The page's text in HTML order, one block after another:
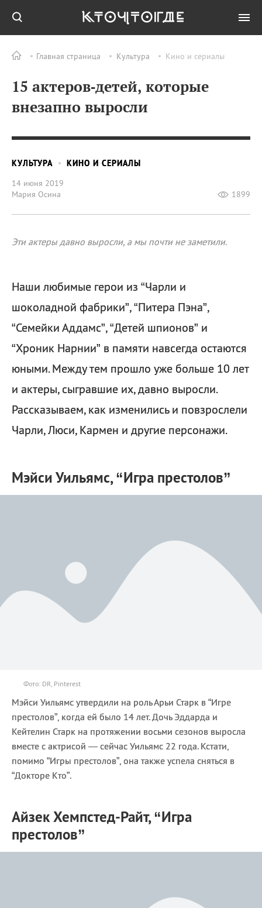
Главная страница Культура Кино и сериалы
15 актеров‑детей, которые
внезапно выросли
КУЛЬТУРА
КИНО И СЕРИАЛЫ
14 июня 2019
Мария Осина
1899
Эти актеры давно выросли, а мы почти не заметили.
Наши любимые герои из “Чарли и
шоколадной фабрики”, “Питера Пэна”,
“Семейки Аддамс”, “Детей шпионов” и
“Хроник Нарнии” в памяти навсегда остаются
юными. Между тем прошло уже больше 10 лет
и актеры, сыгравшие их, давно выросли.
Рассказываем, как изменились и повзрослели
Чарли, Люси, Кармен и другие персонажи.
Мэйси Уильямс, “Игра престолов”
Фото: DR, Pinterest
Мэйси Уильямс утвердили на роль Арьи Старк в “Игре
престолов”, когда ей было 14 лет. Дочь Эддарда и
Кейтелин Старк на протяжении восьми сезонов выросла
вместе с актрисой — сейчас Уильямс 22 года. Кстати,
помимо “Игры престолов”, она также успела сняться в
“Докторе Кто”.
Айзек Хемпстед-Райт, “Игра
престолов”